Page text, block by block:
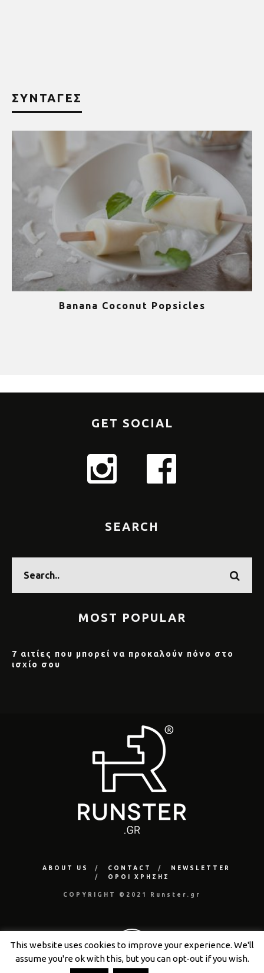
ΣΥΝΤΑΓΕΣ
Banana Coconut Popsicles
GET SOCIAL
SEARCH
MOST POPULAR
7 αιτίες που μπορεί να προκαλούν πόνο στο
ισχίο σου
ABOUT US CONTACT
NEWSLETTER
ΟΡΟΙ ΧΡΗΣΗΣ
COPYRIGHT ©2021 Runster.gr
This website uses cookies to improve your experience. We'll
assume you're ok with this, but you can opt-out if you wish.